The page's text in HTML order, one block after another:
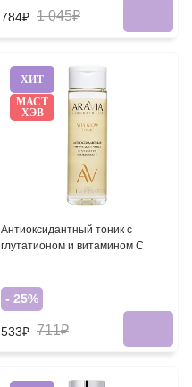
784₽ 1 045₽
ХИТ
МАСТ
ХЭВ
Антиоксидантный тоник с
глутатионом и витамином С
- 25%
533₽ 711₽